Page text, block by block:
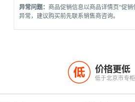
异常问题： 商品促销信息以商品详情页“促
异常，建议购买前先联系销售商咨询。
低 价格更低
低于北京市专